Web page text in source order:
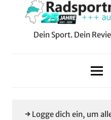
Dein Sport. Dein
→ Logge dich ein, um